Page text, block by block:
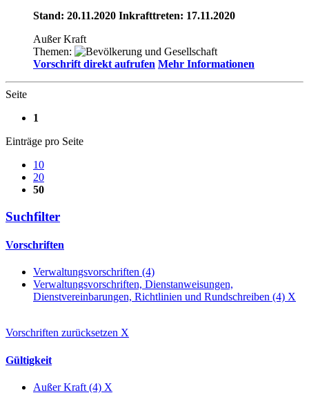
Stand: 20.11.2020 Inkrafttreten: 17.11.2020
Außer Kraft
Themen:
Vorschrift direkt aufrufen Mehr Informationen
Seite
1
Einträge pro Seite
10
20
50
Suchfilter
Vorschriften
Verwaltungsvorschriften (4)
Verwaltungsvorschriften, Dienstanweisungen,
Dienstvereinbarungen, Richtlinien und Rundschreiben (4) X
Vorschriften zurücksetzen X
Gültigkeit
Außer Kraft (4) X